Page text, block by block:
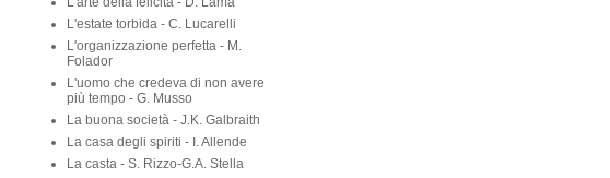
Italia nazione difficile - G. Galasso
L'arte della diplomazia - H.
Kissinger
L'arte della felicità - D. Lama
L'estate torbida - C. Lucarelli
L'organizzazione perfetta - M.
Folador
L'uomo che credeva di non avere
più tempo - G. Musso